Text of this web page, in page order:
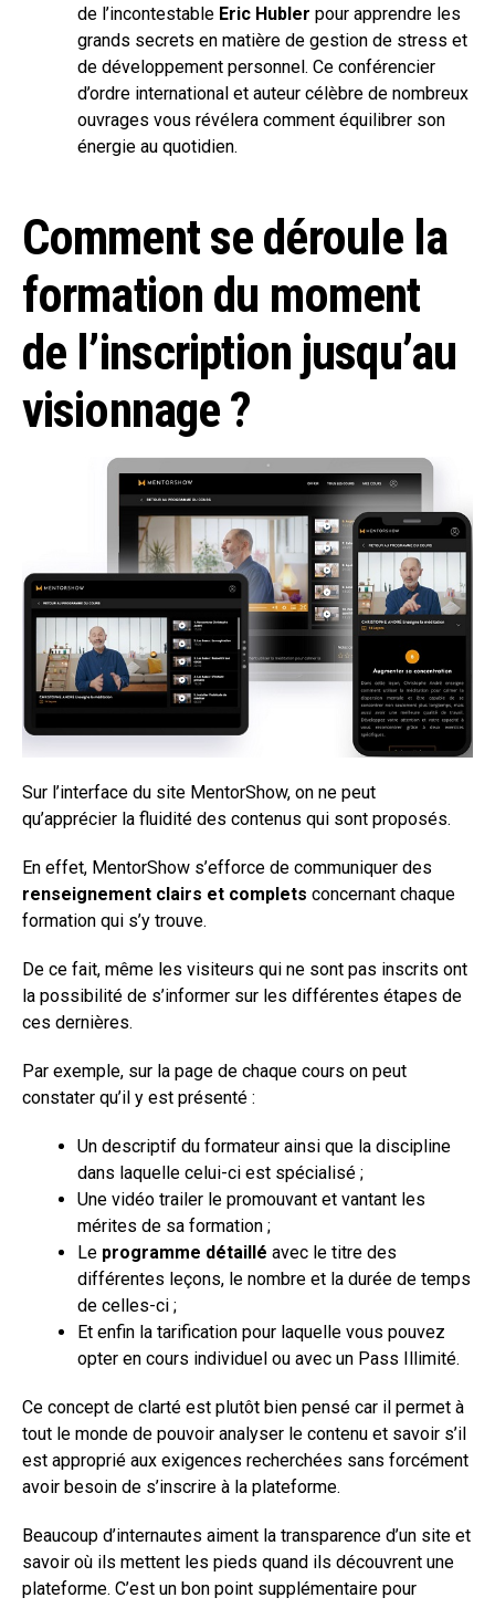
de l’incontestable Eric Hubler pour apprendre les
grands secrets en matière de gestion de stress et
de développement personnel. Ce conférencier
d’ordre international et auteur célèbre de nombreux
ouvrages vous révélera comment équilibrer son
énergie au quotidien.
Comment se déroule la
formation du moment
de l’inscription jusqu’au
visionnage ?
Sur l’interface du site MentorShow, on ne peut
qu’apprécier la fluidité des contenus qui sont proposés.
En effet, MentorShow s’efforce de communiquer des
renseignement clairs et complets concernant chaque
formation qui s’y trouve.
De ce fait, même les visiteurs qui ne sont pas inscrits ont
la possibilité de s’informer sur les différentes étapes de
ces dernières.
Par exemple, sur la page de chaque cours on peut
constater qu’il y est présenté :
Un descriptif du formateur ainsi que la discipline
dans laquelle celui-ci est spécialisé ;
Une vidéo trailer le promouvant et vantant les
mérites de sa formation ;
Le programme détaillé avec le titre des
différentes leçons, le nombre et la durée de temps
de celles-ci ;
Et enfin la tarification pour laquelle vous pouvez
opter en cours individuel ou avec un Pass Illimité.
Ce concept de clarté est plutôt bien pensé car il permet à
tout le monde de pouvoir analyser le contenu et savoir s’il
est approprié aux exigences recherchées sans forcément
avoir besoin de s’inscrire à la plateforme.
Beaucoup d’internautes aiment la transparence d’un site et
savoir où ils mettent les pieds quand ils découvrent une
plateforme. C’est un bon point supplémentaire pour